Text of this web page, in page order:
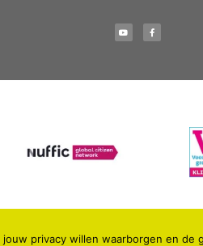
privacy willen waarborgen en